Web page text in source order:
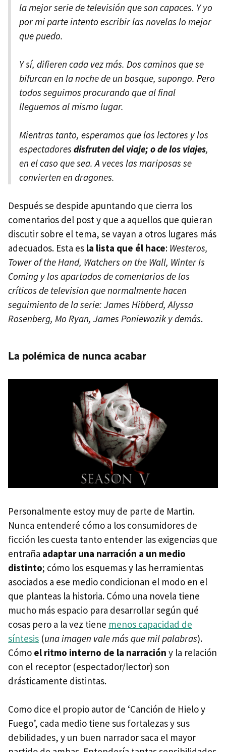
la mejor serie de televisión que son capaces. Y yo
por mi parte intento escribir las novelas lo mejor
que puedo.
Y sí, difieren cada vez más. Dos caminos que se
bifurcan en la noche de un bosque, supongo. Pero
todos seguimos procurando que al final
lleguemos al mismo lugar.
Mientras tanto, esperamos que los lectores y los
espectadores disfruten del viaje; o de los viajes,
en el caso que sea. A veces las mariposas se
convierten en dragones.
Después se despide apuntando que cierra los
comentarios del post y que a aquellos que quieran
discutir sobre el tema, se vayan a otros lugares más
adecuados. Esta es la lista que él hace: Westeros,
Tower of the Hand, Watchers on the Wall, Winter Is
Coming y los apartados de comentarios de los
críticos de television que normalmente hacen
seguimiento de la serie: James Hibberd, Alyssa
Rosenberg, Mo Ryan, James Poniewozik y demás.
La polémica de nunca acabar
Personalmente estoy muy de parte de Martin.
Nunca entenderé cómo a los consumidores de
ficción les cuesta tanto entender las exigencias que
entraña adaptar una narración a un medio
distinto; cómo los esquemas y las herramientas
asociados a ese medio condicionan el modo en el
que planteas la historia. Cómo una novela tiene
mucho más espacio para desarrollar según qué
cosas pero a la vez tiene menos capacidad de
síntesis (una imagen vale más que mil palabras).
Cómo el ritmo interno de la narración y la relación
con el receptor (espectador/lector) son
drásticamente distintas.
Como dice el propio autor de ‘Canción de Hielo y
Fuego’, cada medio tiene sus fortalezas y sus
debilidades, y un buen narrador saca el mayor